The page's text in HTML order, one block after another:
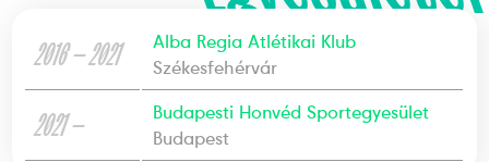
2016 — 2021
Alba Regia Atlétikai Klub
Székesfehérvár
2021 —
Budapesti Honvéd Sportegyesület
Budapest